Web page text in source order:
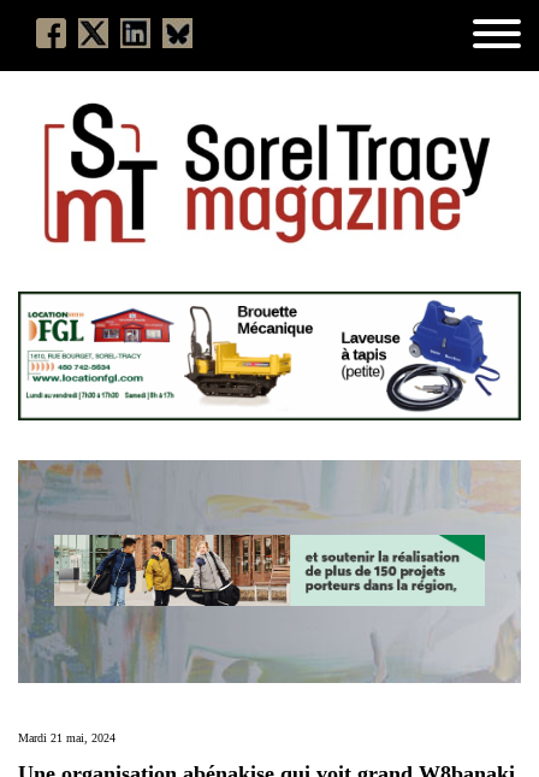
Mardi 21 mai, 2024